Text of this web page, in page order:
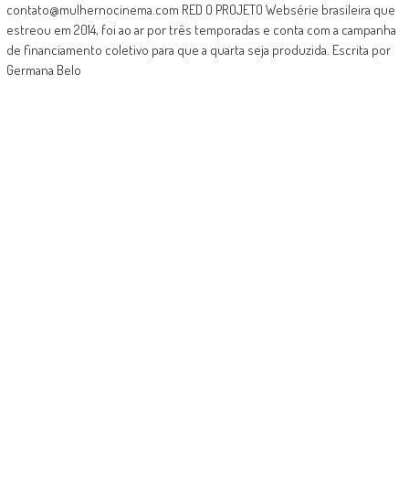
contato@mulhernocinema.com RED O PROJETO Websérie brasileira que
estreou em 2014, foi ao ar por três temporadas e conta com a campanha
de financiamento coletivo para que a quarta seja produzida. Escrita por
Germana Belo